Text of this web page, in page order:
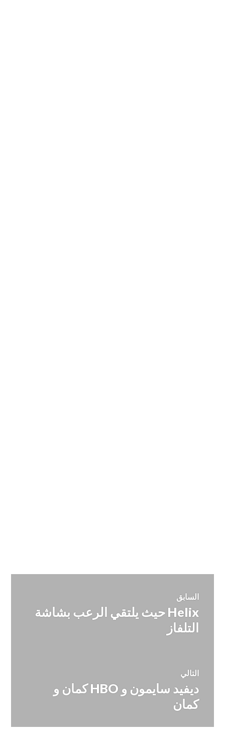
تصفّح
المقالات
السابق
المقالة
السابقة:
Helix حيث يلتقي الرعب بشاشة
التلفاز
التالي
المقالة
التالية:
ديفيد سايمون و HBO كمان و
كمان